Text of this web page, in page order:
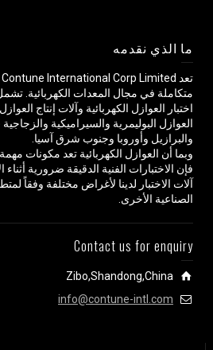
ما الذي نقدمه
متكاملة في مجال المعدات الكهربائية.
اختبار العوازل الكهربائية وآلات إنتاج
العوازل البوليمرية والسيراميكية
والبرازيل وأوروبا وجنوب شرق آسيا.
وبما أن العوازل الكهربائية تعد مكونات
فإن الاختبارات الفنية الدقيقة ضرورية
الصناعية الأخرى.
Contact us for enquiry
Zibo,Shandong,China
info@contune-intl.com